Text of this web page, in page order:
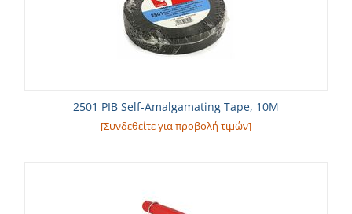
2501 PIB Self-Amalgamating Tape, 10M
[Συνδεθείτε για προβολή τιμών]